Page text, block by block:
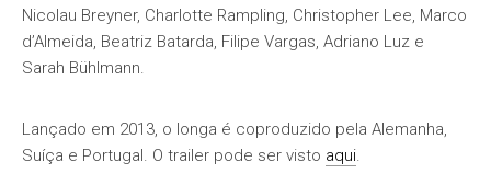
Nicolau Breyner, Charlotte Rampling, Christopher Lee, Marco
d’Almeida, Beatriz Batarda, Filipe Vargas, Adriano Luz e
Sarah Bühlmann.
Lançado em 2013, o longa é coproduzido pela Alemanha,
Suíça e Portugal. O trailer pode ser visto aqui.